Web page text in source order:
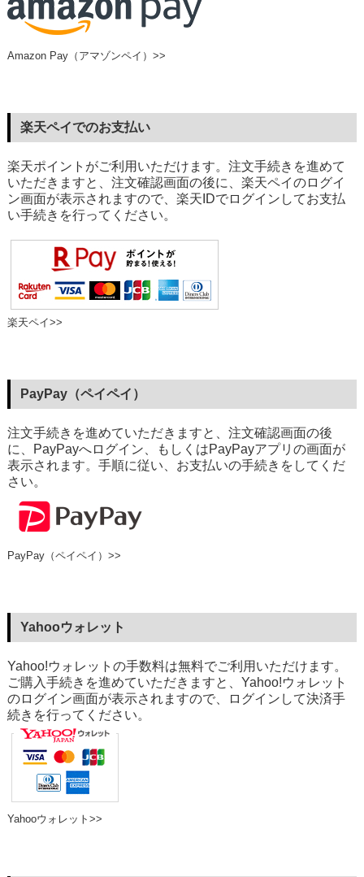
Amazon Pay（アマゾンペイ）>>
楽天ペイでのお支払い
楽天ポイントがご利用いただけます。注文手続きを進めて
いただきますと、注文確認画面の後に、楽天ペイのログイ
ン画面が表示されますので、楽天IDでログインしてお支払
い手続きを行ってください。
楽天ペイ>>
PayPay（ペイペイ）
注文手続きを進めていただきますと、注文確認画面の後
に、PayPayへログイン、もしくはPayPayアプリの画面が
表示されます。手順に従い、お支払いの手続きをしてくだ
さい。
PayPay（ペイペイ）>>
Yahooウォレット
Yahoo!ウォレットの手数料は無料でご利用いただけます。
ご購入手続きを進めていただきますと、Yahoo!ウォレット
のログイン画面が表示されますので、ログインして決済手
続きを行ってください。
Yahooウォレット>>